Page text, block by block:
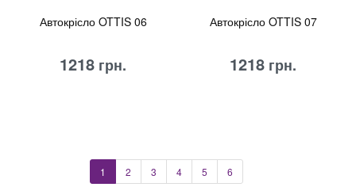
Автокрісло OTTIS 06
1218 грн.
Автокрісло OTTIS 07
1218 грн.
1 2 3 4 5 6